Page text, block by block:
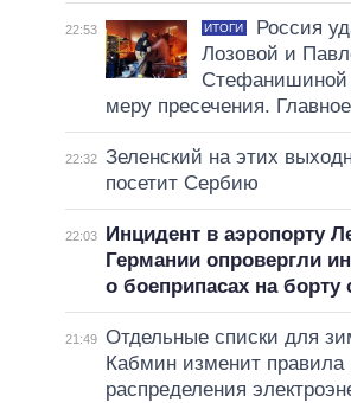
22:53 ИТОГИ
Россия
Лозовой и
Стефанишиной
меру пресечения.
22:32 Зеленский на этих
посетит Сербию
22:03
Инцидент в аэропорту
Германии опровергли
о боеприпасах на борту
21:49 Отдельные списки для
Кабмин изменит правила
распределения